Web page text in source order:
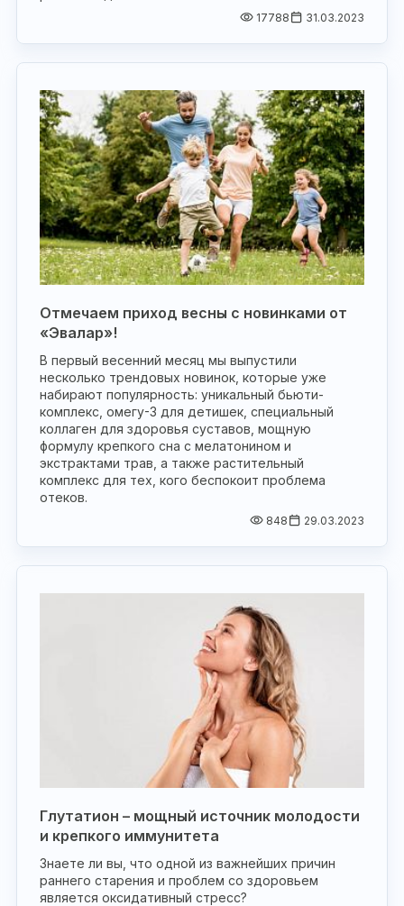
17788 31.03.2023
Отмечаем приход весны с новинками от
«Эвалар»!
В первый весенний месяц мы выпустили
несколько трендовых новинок, которые уже
набирают популярность: уникальный бьюти-
комплекс, омегу-3 для детишек, специальный
коллаген для здоровья суставов, мощную
формулу крепкого сна с мелатонином и
экстрактами трав, а также растительный
комплекс для тех, кого беспокоит проблема
отеков.
848 29.03.2023
Глутатион – мощный источник молодости
и крепкого иммунитета
Знаете ли вы, что одной из важнейших причин
раннего старения и проблем со здоровьем
является оксидативный стресс?